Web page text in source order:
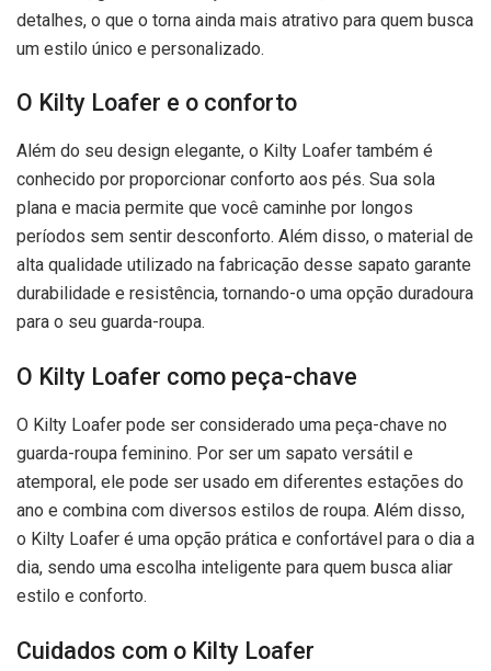
detalhes, o que o torna ainda mais atrativo para quem busca
um estilo único e personalizado.
O Kilty Loafer e o conforto
Além do seu design elegante, o Kilty Loafer também é
conhecido por proporcionar conforto aos pés. Sua sola
plana e macia permite que você caminhe por longos
períodos sem sentir desconforto. Além disso, o material de
alta qualidade utilizado na fabricação desse sapato garante
durabilidade e resistência, tornando-o uma opção duradoura
para o seu guarda-roupa.
O Kilty Loafer como peça-chave
O Kilty Loafer pode ser considerado uma peça-chave no
guarda-roupa feminino. Por ser um sapato versátil e
atemporal, ele pode ser usado em diferentes estações do
ano e combina com diversos estilos de roupa. Além disso,
o Kilty Loafer é uma opção prática e confortável para o dia a
dia, sendo uma escolha inteligente para quem busca aliar
estilo e conforto.
Cuidados com o Kilty Loafer